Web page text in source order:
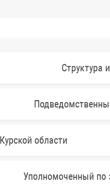
Структура
области
Уполномоченный по